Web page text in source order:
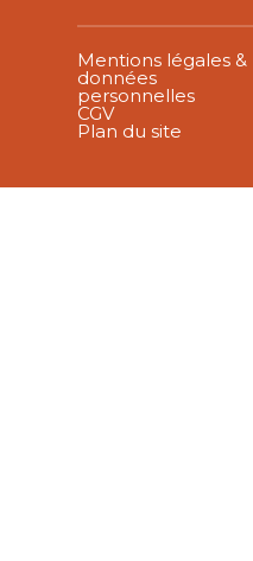
Mentions légales &
données
personnelles
CGV
Plan du site